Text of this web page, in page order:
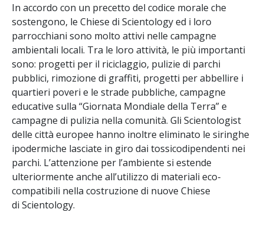
In accordo con un precetto del codice morale che
sostengono, le Chiese di Scientology ed i loro
parrocchiani sono molto attivi nelle campagne
ambientali locali. Tra le loro attività, le più importanti
sono: progetti per il riciclaggio, pulizie di parchi
pubblici, rimozione di graffiti, progetti per abbellire i
quartieri poveri e le strade pubbliche, campagne
educative sulla “Giornata Mondiale della Terra” e
campagne di pulizia nella comunità. Gli Scientologist
delle città europee hanno inoltre eliminato le siringhe
ipodermiche lasciate in giro dai tossicodipendenti nei
parchi. L’attenzione per l’ambiente si estende
ulteriormente anche all’utilizzo di materiali eco-
compatibili nella costruzione di nuove Chiese
di Scientology.